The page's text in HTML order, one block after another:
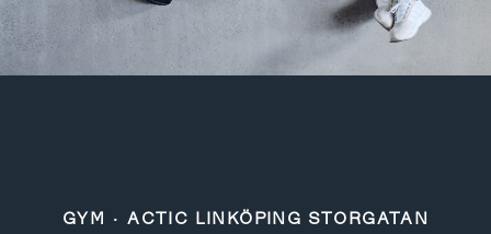
GYM · ACTIC LINKÖPING STORGATAN